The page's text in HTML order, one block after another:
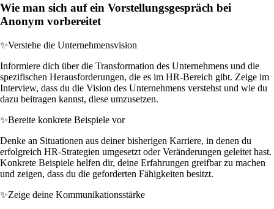
Wie man sich auf ein Vorstellungsgespräch bei
Anonym vorbereitet
✨Verstehe die Unternehmensvision
Informiere dich über die Transformation des Unternehmens und die
spezifischen Herausforderungen, die es im HR-Bereich gibt. Zeige im
Interview, dass du die Vision des Unternehmens verstehst und wie du
dazu beitragen kannst, diese umzusetzen.
✨Bereite konkrete Beispiele vor
Denke an Situationen aus deiner bisherigen Karriere, in denen du
erfolgreich HR-Strategien umgesetzt oder Veränderungen geleitet hast.
Konkrete Beispiele helfen dir, deine Erfahrungen greifbar zu machen
und zeigen, dass du die geforderten Fähigkeiten besitzt.
✨Zeige deine Kommunikationsstärke